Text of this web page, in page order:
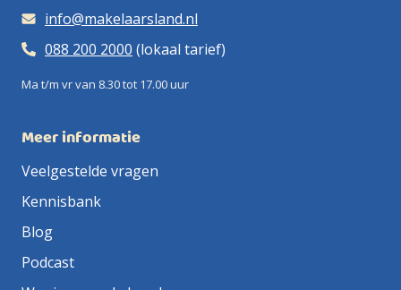
info@makelaarsland.nl
088 200 2000 (lokaal tarief)
Ma t/m vr van 8.30 tot 17.00 uur
Meer informatie
Veelgestelde vragen
Kennisbank
Blog
Podcast